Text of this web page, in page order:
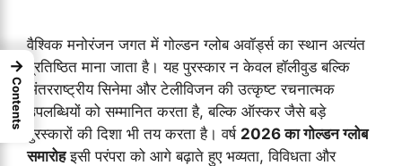
वैश्विक मनोरंजन जगत में गोल्डन ग्लोब अवॉर्ड्स का स्थान अत्यंत
प्रतिष्ठित माना जाता है। यह पुरस्कार न केवल हॉलीवुड बल्कि
अंतरराष्ट्रीय सिनेमा और टेलीविजन की उत्कृष्ट रचनात्मक
उपलब्धियों को सम्मानित करता है, बल्कि ऑस्कर जैसे बड़े
पुरस्कारों की दिशा भी तय करता है। वर्ष 2026 का गोल्डन ग्लोब
समारोहइसी परंपरा को आगे बढ़ाते हुए भव्यता, विविधता और
→
Contents